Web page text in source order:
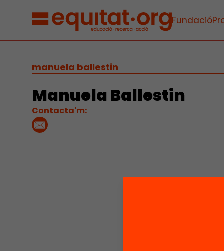
Fundació
manuela ballestin
Manuela Ballestin
Contacta'm: